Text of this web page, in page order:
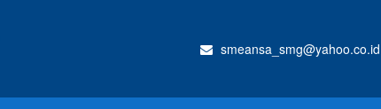
smeansa_smg@yahoo.co.id